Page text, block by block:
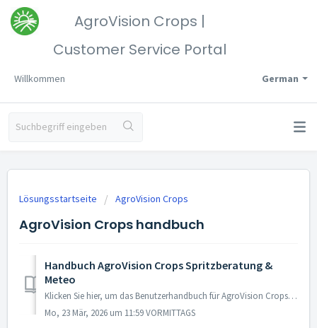
AgroVision Crops |
Customer Service Portal
German
Willkommen
Lösungsstartseite AgroVision Crops
AgroVision Crops handbuch
Handbuch AgroVision Crops Spritzberatung &
Meteo
Klicken Sie hier, um das Benutzerhandbuch für AgroVision Crops Spritzberatung zu öffnen Klicken Sie hier, um das Benutzerhandbuch für AgroVision Crops Mete...
Mo, 23 Mär, 2026 um 11:59 VORMITTAGS